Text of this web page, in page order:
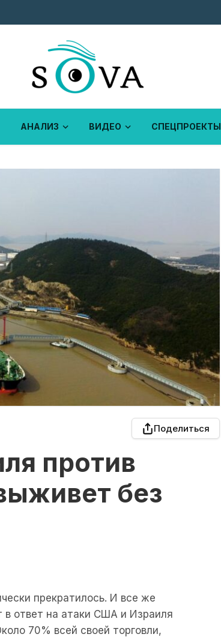
АНАЛИЗ ВИДЕО СПЕЦПРОЕКТЫ
Поделиться
против
без
прекратилось. И все же
в ответ на атаки США и Израиля
70% всей своей торговли,